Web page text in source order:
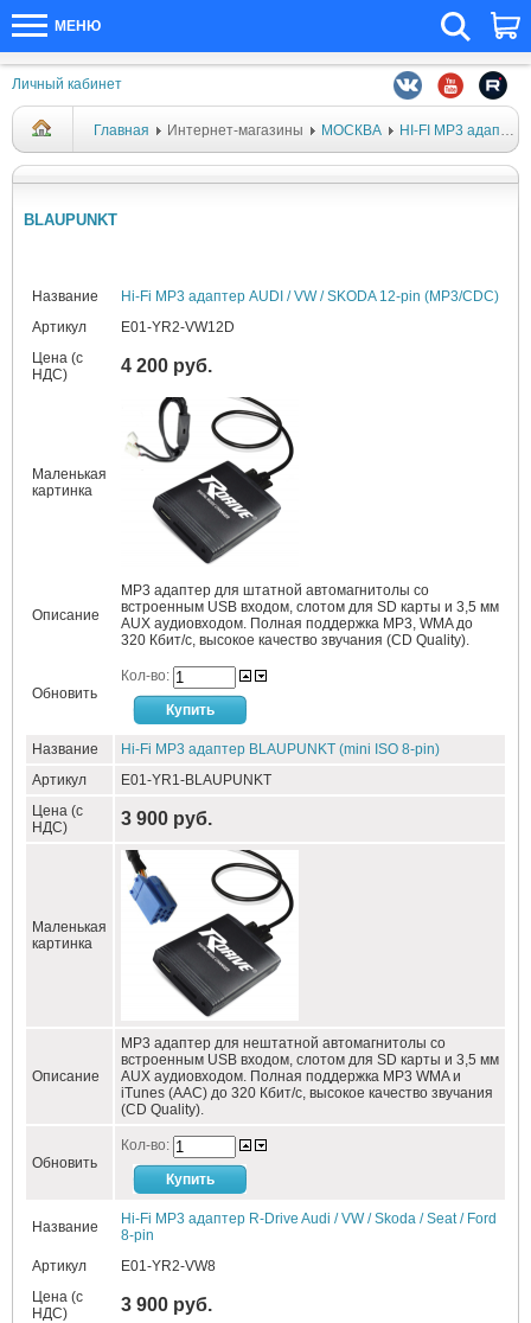
МЕНЮ
Личный кабинет
Главная Интернет-магазины МОСКВА HI-FI MP3 адаптеры
BLAUPUNKT
Название
Hi-Fi MP3 адаптер AUDI / VW / SKODA 12-pin (MP3/CDC)
Артикул
E01-YR2-VW12D
Цена (с
НДС)
4 200 руб.
Маленькая
картинка
Описание
MP3 адаптер для штатной автомагнитолы со
встроенным USB входом, слотом для SD карты и 3,5 мм
AUX аудиовходом. Полная поддержка MP3, WMA до
320 Кбит/c, высокое качество звучания (CD Quality).
Обновить
Кол-во:
Название
Hi-Fi MP3 адаптер BLAUPUNKT (mini ISO 8-pin)
Артикул
E01-YR1-BLAUPUNKT
Цена (с
НДС)
3 900 руб.
Маленькая
картинка
Описание
MP3 адаптер для нештатной автомагнитолы со
встроенным USB входом, слотом для SD карты и 3,5 мм
AUX аудиовходом. Полная поддержка MP3 WMA и
iTunes (AAC) до 320 Кбит/c, высокое качество звучания
(CD Quality).
Обновить
Кол-во:
Название
Hi-Fi MP3 адаптер R-Drive Audi / VW / Skoda / Seat / Ford
8-pin
Артикул
E01-YR2-VW8
Цена (с
НДС)
3 900 руб.